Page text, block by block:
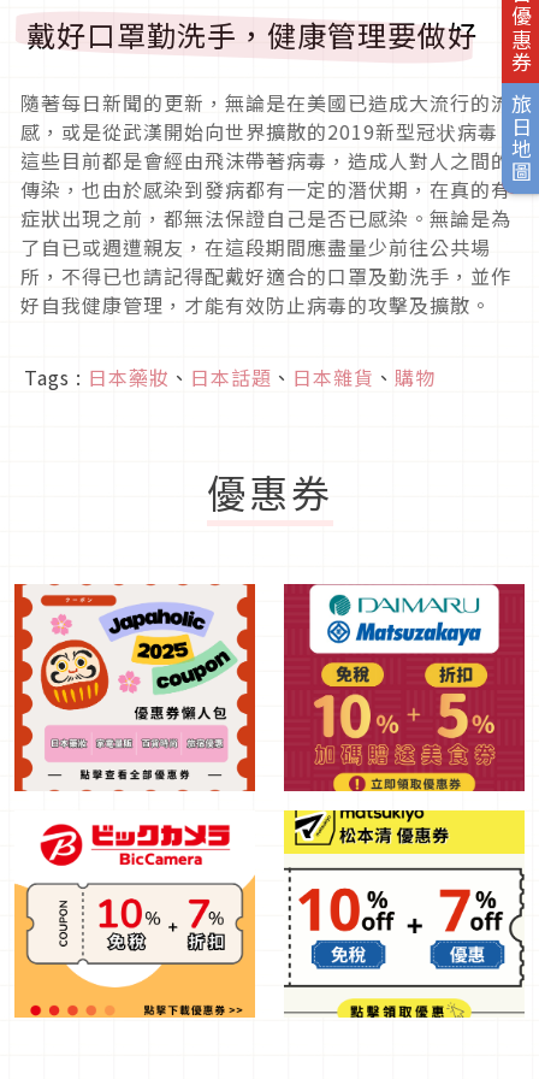
旅日地圖
戴好口罩勤洗手，健康管理要做好
隨著每日新聞的更新，無論是在美國已造成大流行的流
感，或是從武漢開始向世界擴散的2019新型冠状病毒，
這些目前都是會經由飛沫帶著病毒，造成人對人之間的
傳染，也由於感染到發病都有一定的潛伏期，在真的有
症狀出現之前，都無法保證自己是否已感染。無論是為
了自已或週遭親友，在這段期間應盡量少前往公共場
所，不得已也請記得配戴好適合的口罩及勤洗手，並作
好自我健康管理，才能有效防止病毒的攻擊及擴散。
Tags : 日本藥妝 、 日本話題 、 日本雜貨 、 購物
優惠券